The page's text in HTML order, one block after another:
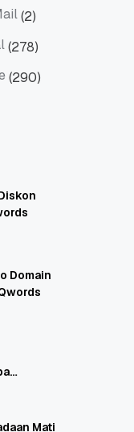
(2)
(278)
(290)
Domain
Mati